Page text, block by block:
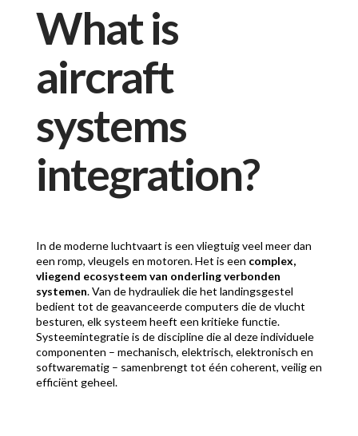
What is
aircraft
systems
integration?
In de moderne luchtvaart is een vliegtuig veel meer dan
een romp, vleugels en motoren. Het is een complex,
vliegend ecosysteem van onderling verbonden
systemen. Van de hydrauliek die het landingsgestel
bedient tot de geavanceerde computers die de vlucht
besturen, elk systeem heeft een kritieke functie.
Systeemintegratie is de discipline die al deze individuele
componenten – mechanisch, elektrisch, elektronisch en
softwarematig – samenbrengt tot één coherent, veilig en
efficiënt geheel.